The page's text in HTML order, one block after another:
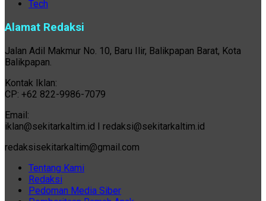
Tech
Alamat Redaksi
Jalan Adil Makmur No. 10, Baru Ilir, Balikpapan Barat, Kota
Balikpapan.
Kontak Iklan:
CP: +62 822-9986-7079
Email:
iklan@sekitarkaltim.id I redaksi@sekitarkaltim.id
redaksisekitarkaltim@gmail.com
Tentang Kami
Redaksi
Pedoman Media Siber